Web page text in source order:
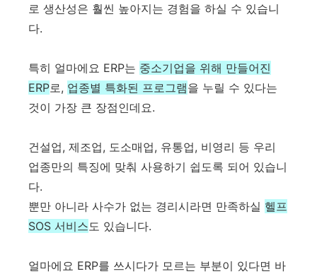
로 생산성은 훨씬 높아지는 경험을 하실 수 있습니
다.
특히 얼마에요 ERP는 중소기업을 위해 만들어진
ERP로, 업종별 특화된 프로그램을 누릴 수 있다는
것이 가장 큰 장점인데요.
건설업, 제조업, 도소매업, 유통업, 비영리 등 우리
업종만의 특징에 맞춰 사용하기 쉽도록 되어 있습니
다.
뿐만 아니라 사수가 없는 경리시라면 만족하실 헬프
SOS 서비스도 있습니다.
얼마에요 ERP를 쓰시다가 모르는 부분이 있다면 바